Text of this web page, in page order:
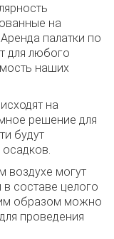
на
палатки по
для любого
наших
на
решение для
будут
воздухе могут
в составе целого
образом можно
проведения